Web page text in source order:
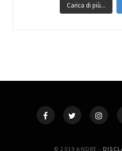
Carica di più...
© 2019 ANDRE -